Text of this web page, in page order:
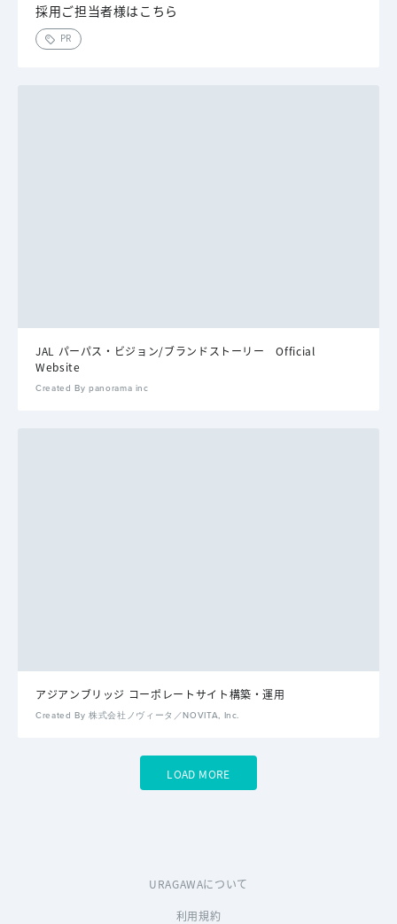
採用ご担当者様はこちら
PR
JAL パーパス・ビジョン/ブランドストーリー Official
Website
Created By panorama inc
アジアンブリッジ コーポレートサイト構築・運用
Created By 株式会社ノヴィータ／NOVITA, Inc.
LOAD MORE
URAGAWAについて
利用規約